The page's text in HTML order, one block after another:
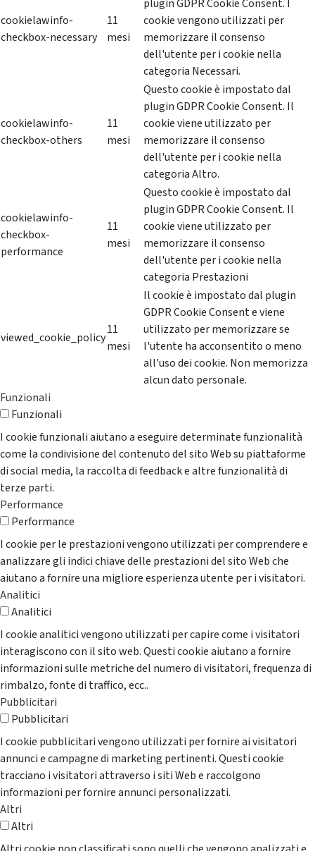
cookielawinfo-
checkbox-necessary
11
mesi
plugin GDPR Cookie Consent. I
cookie vengono utilizzati per
memorizzare il consenso
dell'utente per i cookie nella
categoria Necessari.
cookielawinfo-
checkbox-others
11
mesi
Questo cookie è impostato dal
plugin GDPR Cookie Consent. Il
cookie viene utilizzato per
memorizzare il consenso
dell'utente per i cookie nella
categoria Altro.
cookielawinfo-
checkbox-
performance
11
mesi
Questo cookie è impostato dal
plugin GDPR Cookie Consent. Il
cookie viene utilizzato per
memorizzare il consenso
dell'utente per i cookie nella
categoria Prestazioni
viewed_cookie_policy
11
mesi
Il cookie è impostato dal plugin
GDPR Cookie Consent e viene
utilizzato per memorizzare se
l'utente ha acconsentito o meno
all'uso dei cookie. Non memorizza
alcun dato personale.
Funzionali
Funzionali
I cookie funzionali aiutano a eseguire determinate funzionalità
come la condivisione del contenuto del sito Web su piattaforme
di social media, la raccolta di feedback e altre funzionalità di
terze parti.
Performance
Performance
I cookie per le prestazioni vengono utilizzati per comprendere e
analizzare gli indici chiave delle prestazioni del sito Web che
aiutano a fornire una migliore esperienza utente per i visitatori.
Analitici
Analitici
I cookie analitici vengono utilizzati per capire come i visitatori
interagiscono con il sito web. Questi cookie aiutano a fornire
informazioni sulle metriche del numero di visitatori, frequenza di
rimbalzo, fonte di traffico, ecc..
Pubblicitari
Pubblicitari
I cookie pubblicitari vengono utilizzati per fornire ai visitatori
annunci e campagne di marketing pertinenti. Questi cookie
tracciano i visitatori attraverso i siti Web e raccolgono
informazioni per fornire annunci personalizzati.
Altri
Altri